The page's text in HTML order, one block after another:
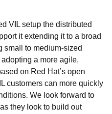
VIL setup the distributed
it extending it to a broad
small to medium-sized
a more agile,
on Red Hat’s open
customers can more quickly
We look forward to
they look to build out